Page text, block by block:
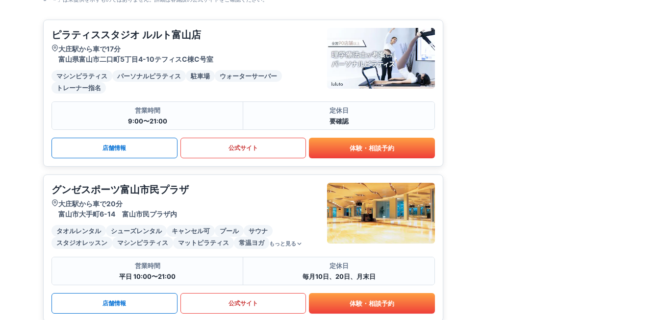
ピラティススタジオ ルルト富山店
大庄駅から車で17分
富山県富山市二口町5丁目4-10テフィスC棟C号室
マシンピラティス パーソナルピラティス 駐車場
ウォーターサーバー
トレーナー指名
営業時間
9:00〜21:00
定休日
要確認
店舗情報 公式サイト 体験・相談予約
グンゼスポーツ富山市民プラザ
大庄駅から車で20分
富山市大手町6-14 富山市民プラザ内
タオルレンタル シューズレンタル キャンセル可 プール
サウナ
スタジオレッスン
マシンピラティス マットピラティス 常温ヨガ もっと見る
営業時間
平日 10:00〜21:00
定休日
毎月10日、20日、月末日
店舗情報 公式サイト 体験・相談予約